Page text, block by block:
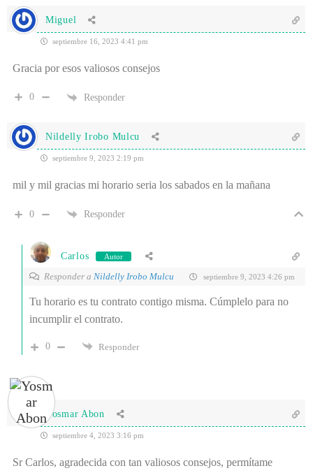
Miguel
septiembre 16, 2023 4:41 pm
Gracia por esos valiosos consejos
0 Responder
Nildelly Irobo Mulcu
septiembre 9, 2023 2:19 pm
mil y mil gracias mi horario seria los sabados en la mañana
0 Responder
Carlos Autor
Responder a Nildelly Irobo Mulcu septiembre 9, 2023 4:26 pm
Tu horario es tu contrato contigo misma. Cúmplelo para no
incumplir el contrato.
0 Responder
Yosmar Abon
septiembre 4, 2023 3:16 pm
Sr Carlos, agradecida con tan valiosos consejos, permítame